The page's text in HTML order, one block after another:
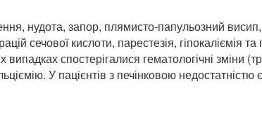
нудота, запор, плямисто-папульозний
сечової кислоти, парестезія, гіпокаліємія
випадках спостерігалися гематологічні
У пацієнтів з печінковою